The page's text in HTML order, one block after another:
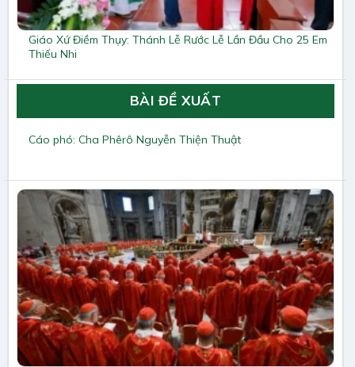
Giáo Xứ Điềm Thụy: Thánh Lễ Rước Lễ Lần Đầu Cho 25 Em
Thiếu Nhi
BÀI ĐỀ XUẤT
Cáo phó: Cha Phêrô Nguyễn Thiện Thuật